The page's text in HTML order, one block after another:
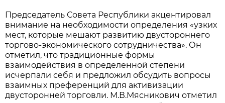
Председатель Совета Республики акцентировал
внимание на необходимости определения «узких
мест, которые мешают развитию двустороннего
торгово-экономического сотрудничества». Он
отметил, что традиционные формы
взаимодействия в определенной степени
исчерпали себя и предложил обсудить вопросы
взаимных преференций для активизации
двусторонней торговли. М.В.Мясникович отметил